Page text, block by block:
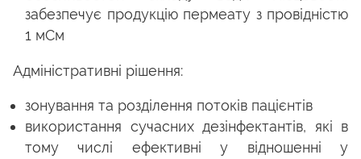
забезпечує продукцію пермеату з провідністю
1 мСм
Адміністративні рішення:
зонування та розділення потоків пацієнтів
використання сучасних дезінфектантів, які в
тому числі ефективні у відношенні у